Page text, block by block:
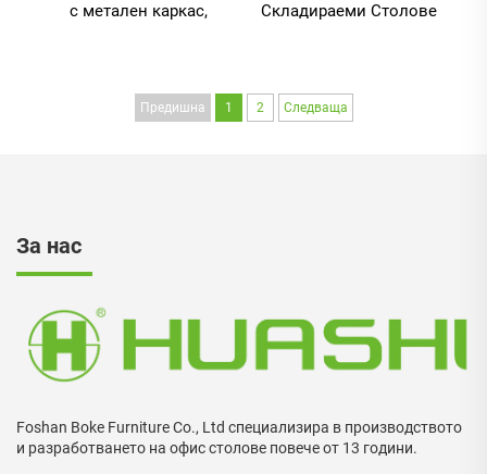
с метален каркас,
зона, офисни
Складираеми Столове
Переносими Ученички
Предишна 1 2 Следваща
За нас
Foshan Boke Furniture Co., Ltd специализира в производството
и разработването на офис столове повече от 13 години.